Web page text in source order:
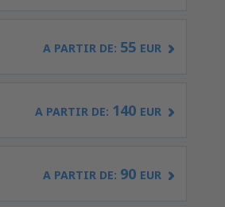
A PARTIR DE: 55 EUR
A PARTIR DE: 140 EUR
A PARTIR DE: 90 EUR